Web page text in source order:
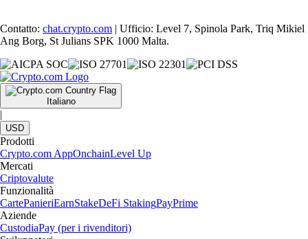
Contatto: chat.crypto.com | Ufficio: Level 7, Spinola Park, Triq Mikiel
Ang Borg, St Julians SPK 1000 Malta.
Italiano
|
USD
Prodotti
Crypto.com AppOnchainLevel Up
Mercati
Criptovalute
Funzionalità
CartePanieriEarnStakeDeFi StakingPayPrime
Aziende
CustodiaPay (per i rivenditori)